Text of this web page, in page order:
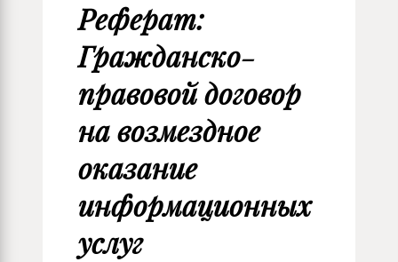
Реферат:
Гражданско-
правовой договор
на возмездное
оказание
информационных
услуг